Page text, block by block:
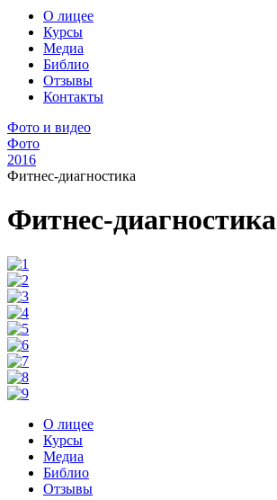
О лицее
Курсы
Медиа
Библио
Отзывы
Контакты
Фото и видео
Фото
2016
Фитнес-диагностика
Фитнес-диагностика
О лицее
Курсы
Медиа
Библио
Отзывы